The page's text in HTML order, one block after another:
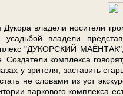
вла­де­ли носители
усадь­бой вла­де­ли
"ДУКОРСКИЙ
Создатели ком­плек­са
у зри­те­ля, заставить
не сло­ва­ми из уст
паркового ком­плек­са